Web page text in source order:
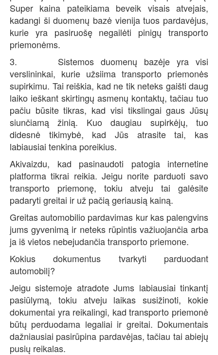
Super kaina pateikiama beveik visais atvejais,
kadangi ši duomenų bazė vienija tuos pardavėjus,
kurie yra pasiruošę negailėti pinigų transporto
priemonėms.
3. Sistemos duomenų bazėje yra visi
verslininkai, kurie užsiima transporto priemonės
supirkimu. Tai reiškia, kad ne tik neteks gaišti daug
laiko ieškant skirtingų asmenų kontaktų, tačiau tuo
pačiu būsite tikras, kad visi tikslingai gaus Jūsų
siunčiamą žinią. Kuo daugiau supirkėjų, tuo
didesnė tikimybė, kad Jūs atrasite tai, kas
labiausiai tenkina poreikius.
Akivaizdu, kad pasinaudoti patogia internetine
platforma tikrai reikia. Jeigu norite parduoti savo
transporto priemonę, tokiu atveju tai galėsite
padaryti greitai ir už pačią geriausią kainą.
Greitas automobilio pardavimas kur kas palengvins
jums gyvenimą ir neteks rūpintis važiuojančia arba
ja iš vietos nebejudančia transporto priemone.
Kokius dokumentus tvarkyti parduodant
automobilį?
Jeigu sistemoje atradote Jums labiausiai tinkantį
pasiūlymą, tokiu atveju laikas susižinoti, kokie
dokumentai yra reikalingi, kad transporto priemonė
būtų perduodama legaliai ir greitai. Dokumentais
dažniausiai pasirūpina pardavėjas, tačiau tai abiejų
pusių reikalas.